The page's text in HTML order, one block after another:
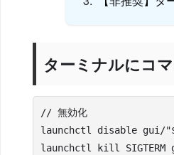
ターミナルにコ
// 無効化
launchctl disable gui/
launchctl kill